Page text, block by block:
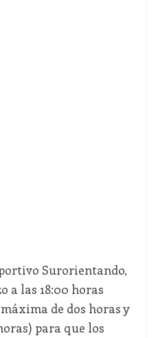
Surorientando,
a las 18:00 horas
de dos horas y
para que los